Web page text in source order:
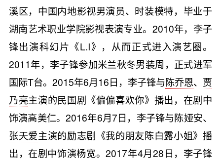
溪区，中国内地影视男演员、时装模特，毕业于
湖南艺术职业学院影视表演专业。2010年，李子
锋出演科幻片《L.I》，从而正式进入演艺圈。
2011年，李子锋参加米兰秋冬男装周，正式进军
国际T台。2015年6月16日，李子锋与陈乔恩、 贾
乃亮主演的民国剧《偏偏喜欢你》播出，在剧中
饰演高美仁。2016年6月7日，李子锋与陈娅安、
张天爱主演的励志剧《我的朋友陈白露小姐》播
出，在剧中饰演杨宽。2017年4月28日，李子锋